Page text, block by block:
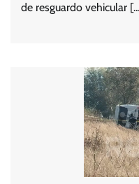
de resguardo vehicular